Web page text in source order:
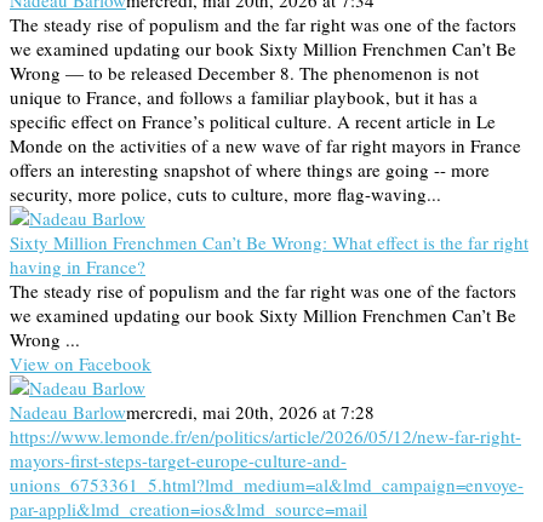
The steady rise of populism and the far right was one of the factors
we examined updating our book Sixty Million Frenchmen Can’t Be
Wrong — to be released December 8. The phenomenon is not
unique to France, and follows a familiar playbook, but it has a
specific effect on France’s political culture. A recent article in Le
Monde on the activities of a new wave of far right mayors in France
offers an interesting snapshot of where things are going -- more
security, more police, cuts to culture, more flag-waving...
Sixty Million Frenchmen Can’t Be Wrong: What effect is the far right
having in France?
The steady rise of populism and the far right was one of the factors
we examined updating our book Sixty Million Frenchmen Can’t Be
Wrong ...
View on Facebook
Nadeau Barlowmercredi, mai 20th, 2026 at 7:28
https://www.lemonde.fr/en/politics/article/2026/05/12/new-far-right-
mayors-first-steps-target-europe-culture-and-
unions_6753361_5.html?lmd_medium=al&lmd_campaign=envoye-
par-appli&lmd_creation=ios&lmd_source=mail